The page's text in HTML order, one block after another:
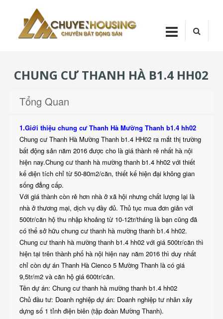
CHUNG CƯ THANH HÀ B1.4 HH02
Tổng Quan
1.Giới thiệu chung cư Thanh Hà Mường Thanh b1.4 hh02
Chung cư Thanh Hà Mường Thanh b1.4 HH02 ra mắt thị trường
bất động sản năm 2016 được cho là giá thành rẻ nhất hà nội
hiện nay.Chung cư thanh hà mường thanh b1.4 hh02 với thiết
kế diện tích chỉ từ 50-80m2/căn, thiết kế hiện đại không gian
sống đẳng cấp.
Với giá thành còn rẻ hơn nhà ở xã hội nhưng chất lượng lại là
nhà ở thương mại, dịch vụ đầy đủ. Thủ tục mua đơn giản với
500tr/căn hộ thu nhập khoảng từ 10-12tr/tháng là bạn cũng đã
có thể sở hữu chung cư thanh hà mường thanh b1.4 hh02.
Chung cư thanh hà mường thanh b1.4 hh02 với giá 500tr/căn thì
hiện tại trên thành phố hà nội hiện nay năm 2016 thì duy nhất
chỉ còn dự án Thanh Hà Cienco 5 Mường Thanh là có giá
9,5tr/m2 và căn hộ giá 600tr/căn.
Tên dự án: Chung cư thanh hà mường thanh b1.4 hh02
Chủ đầu tư: Doanh nghiệp dự án: Doanh nghiệp tư nhân xây
dựng số 1 tỉnh điện biên (tập đoàn Mường Thanh).